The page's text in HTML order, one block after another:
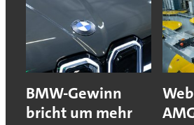
BMW-Gewinn
bricht um mehr